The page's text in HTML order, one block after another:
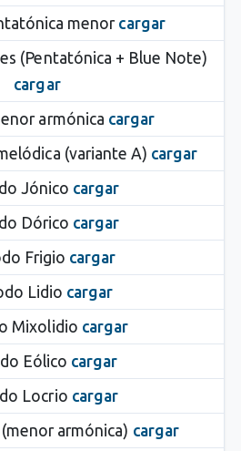
menor cargar
(Pentatónica + Blue Note)
cargar
armónica cargar
(variante A) cargar
Jónico cargar
Dórico cargar
Frigio cargar
Lidio cargar
Mixolidio cargar
Eólico cargar
Locrio cargar
armónica) cargar